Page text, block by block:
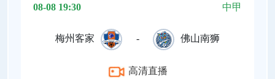
08-08 19:30 中甲
梅州客家 - 佛山南狮
高清直播